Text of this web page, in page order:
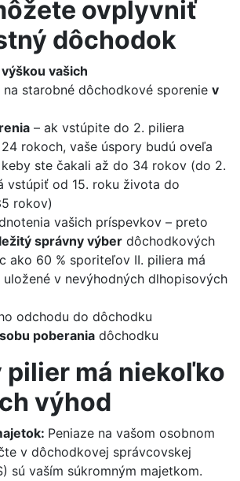
ovplyvniť
dôchodok
výškou vašich
na starobné dôchodkové sporenie v
– ak vstúpite do 2. piliera
rokoch, vaše úspory budú oveľa
ste čakali až do 34 rokov (do 2.
vstúpiť od 15. roku života do
rokov)
vašich príspevkov – preto
správny výber dôchodkových
ako 60 % sporiteľov II. piliera má
v nevýhodných dlhopisových
odchodu do dôchodku
poberania dôchodku
pilier má niekoľko
výhod
Peniaze na vašom osobnom
v dôchodkovej správcovskej
sú vaším súkromným majetkom.